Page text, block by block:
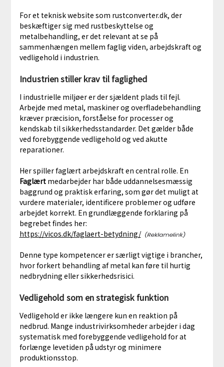
For et teknisk website som rustconverter.dk, der
beskæftiger sig med rustbeskyttelse og
metalbehandling, er det relevant at se på
sammenhængen mellem faglig viden, arbejdskraft og
vedligehold i industrien.
Industrien stiller krav til faglighed
I industrielle miljøer er der sjældent plads til fejl.
Arbejde med metal, maskiner og overfladebehandling
kræver præcision, forståelse for processer og
kendskab til sikkerhedsstandarder. Det gælder både
ved forebyggende vedligehold og ved akutte
reparationer.
Her spiller faglært arbejdskraft en central rolle. En
Faglærtmedarbejder har både uddannelsesmæssig
baggrund og praktisk erfaring, som gør det muligt at
vurdere materialer, identificere problemer og udføre
arbejdet korrekt. En grundlæggende forklaring på
begrebet findes her:
https://vicos.dk/faglaert-betydning/
Denne type kompetencer er særligt vigtige i brancher,
hvor forkert behandling af metal kan føre til hurtig
nedbrydning eller sikkerhedsrisici.
Vedligehold som en strategisk funktion
Vedligehold er ikke længere kun en reaktion på
nedbrud. Mange industrivirksomheder arbejder i dag
systematisk med forebyggende vedligehold for at
forlænge levetiden på udstyr og minimere
produktionsstop.